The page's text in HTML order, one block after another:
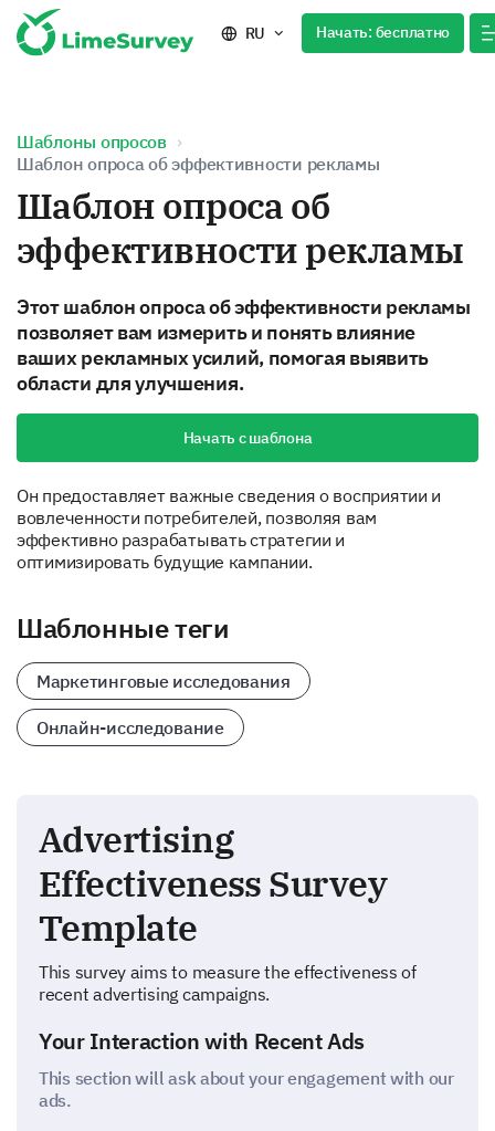
RU Начать: бесплатно
Шаблоны опросов
Шаблон опроса об эффективности рекламы
Шаблон опроса об
эффективности рекламы
Этот шаблон опроса об эффективности рекламы
позволяет вам измерить и понять влияние
ваших рекламных усилий, помогая выявить
области для улучшения.
Начать с шаблона
Он предоставляет важные сведения о восприятии и
вовлеченности потребителей, позволяя вам
эффективно разрабатывать стратегии и
оптимизировать будущие кампании.
Шаблонные теги
Маркетинговые исследования
Онлайн-исследование
Advertising
Effectiveness Survey
Template
This survey aims to measure the effectiveness of
recent advertising campaigns.
Your Interaction with Recent Ads
This section will ask about your engagement with our
ads.